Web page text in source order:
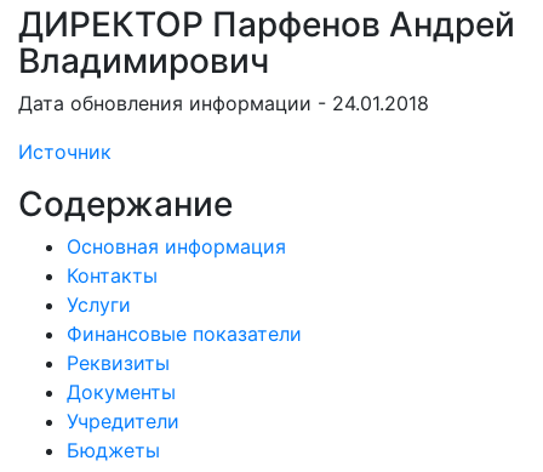
ДИРЕКТОР Парфенов Андрей
Владимирович
Дата обновления информации - 24.01.2018
Источник
Содержание
Основная информация
Контакты
Услуги
Финансовые показатели
Реквизиты
Документы
Учредители
Бюджеты